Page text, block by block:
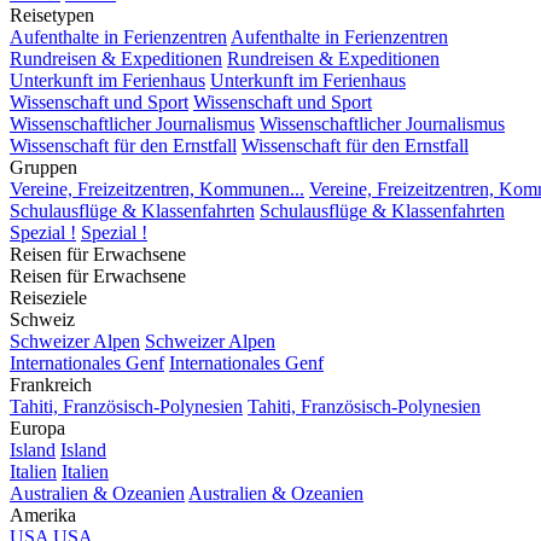
Reisetypen
Aufenthalte in Ferienzentren Aufenthalte in Ferienzentren
Rundreisen & Expeditionen Rundreisen & Expeditionen
Unterkunft im Ferienhaus Unterkunft im Ferienhaus
Wissenschaft und Sport Wissenschaft und Sport
Wissenschaftlicher Journalismus Wissenschaftlicher Journalismus
Wissenschaft für den Ernstfall Wissenschaft für den Ernstfall
Gruppen
Vereine, Freizeitzentren, Kommunen... Vereine, Freizeitzentren,
Schulausflüge & Klassenfahrten Schulausflüge & Klassenfahrten
Spezial ! Spezial !
Reisen für Erwachsene
Reisen für Erwachsene
Reiseziele
Schweiz
Schweizer Alpen Schweizer Alpen
Internationales Genf Internationales Genf
Frankreich
Tahiti, Französisch-Polynesien Tahiti, Französisch-Polynesien
Europa
Island Island
Italien Italien
Australien & Ozeanien Australien & Ozeanien
Amerika
USA USA